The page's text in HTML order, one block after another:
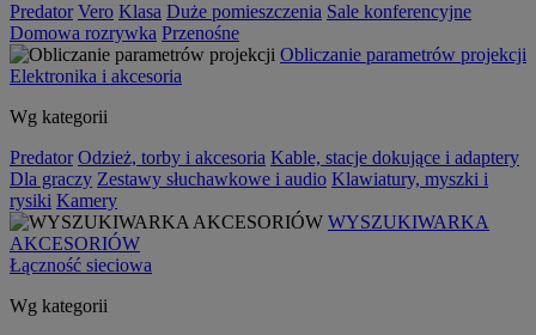
Predator Vero Klasa Duże pomieszczenia Sale konferencyjne
Domowa rozrywka Przenośne
Obliczanie parametrów projekcji
Elektronika i akcesoria
Wg kategorii
Predator Odzież, torby i akcesoria Kable, stacje dokujące i adaptery
Dla graczy Zestawy słuchawkowe i audio Klawiatury, myszki i
rysiki Kamery
WYSZUKIWARKA
AKCESORIÓW
Łączność sieciowa
Wg kategorii